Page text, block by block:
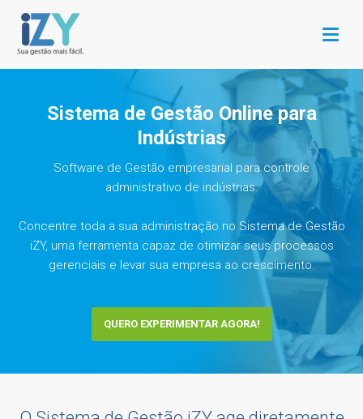
Menu
Sistema de Gestão Online para
Indústrias
Software de Gestão empresarial para controle
administrativo de indústrias.
Concentre toda a sua administração no Sistema de Gestão
iZY, uma ferramenta capaz de otimizar seus processos
gerenciais e levar sua empresa ao crescimento.
QUERO EXPERIMENTAR AGORA!